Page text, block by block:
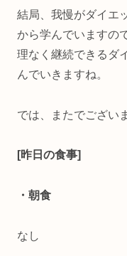
結局、我慢がダイエ
から学んでいますの
理なく継続できるダ
んでいきますね。
では、またでござい
[昨日の食事]
・朝食
なし